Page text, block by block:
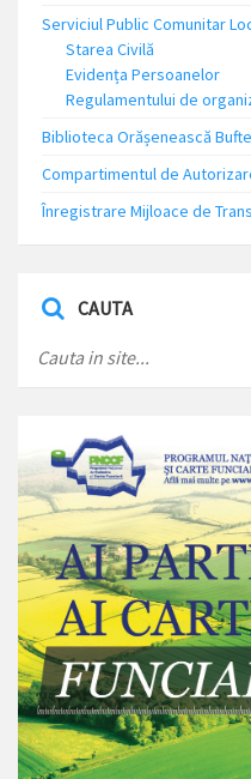
Serviciul Public Comunitar
Starea Civilă
Evidența Persoanelor
Regulamentului de
Biblioteca Orășenească
Compartimentul de
Înregistrare Mijloace de
CAUTA